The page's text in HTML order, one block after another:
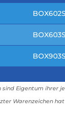
Eigentum ihrer
Warenzeichen